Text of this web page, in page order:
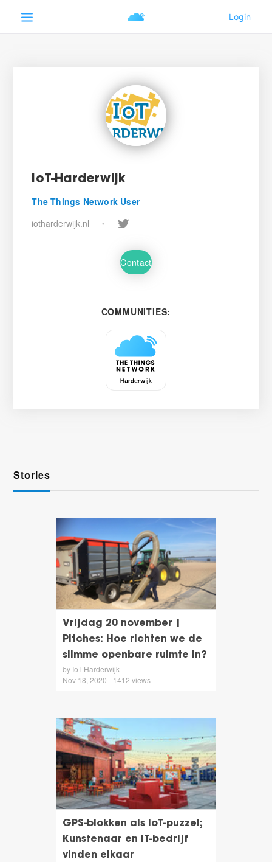
IoT-Harderwijk
The Things Network User
iotharderwijk.nl
•
Contact
COMMUNITIES:
Stories
Vrijdag 20 november |
Pitches: Hoe richten we de
slimme openbare ruimte in?
by IoT-Harderwijk
Nov 18, 2020 - 1412 views
GPS-blokken als IoT-puzzel;
Kunstenaar en IT-bedrijf
vinden elkaar